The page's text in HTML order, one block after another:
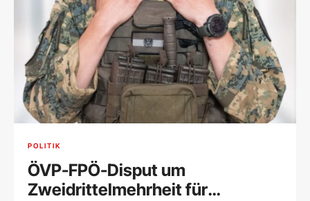
POLITIK
ÖVP-FPÖ-Disput um
Zweidrittelmehrheit für